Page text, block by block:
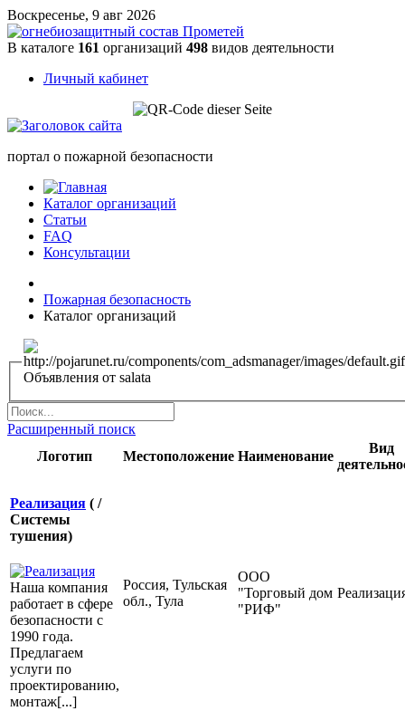
Воскресенье, 9 авг 2026
В каталоге 161 организаций 498 видов деятельности
Личный кабинет
портал о пожарной безопасности
Каталог организаций
Статьи
FAQ
Консультации
Пожарная безопасность
Каталог организаций
Объявления от salata
Расширенный поиск
Логотип
Местоположение Наименование
Вид
Реализация ( /
Системы
тушения)
Наша компания
работает в сфере
безопасности с
1990 года.
Предлагаем
услуги по
проектированию,
монтаж[...]
Россия, Тульская
обл., Тула
ООО
"Торговый дом
"РИФ"